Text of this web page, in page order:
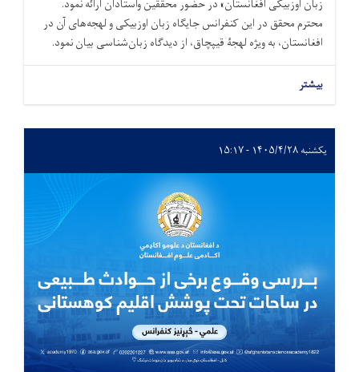
زبان اوزبیکی افغانستان» در حضور محققین واستادان ارائه نمود.
محترم محقق در این کنفرانس جایگاه زبان اوزبیکی و لهجه‌های آن در
افغانستان، به‌ ویژه لهجۀ قیپچاق، از دیدگاه زبان‌شناسی بیان نمود.
بیشتر
یکشنبه ۱۴۰۵/۴/۲۸ - ۱۵:۱۷